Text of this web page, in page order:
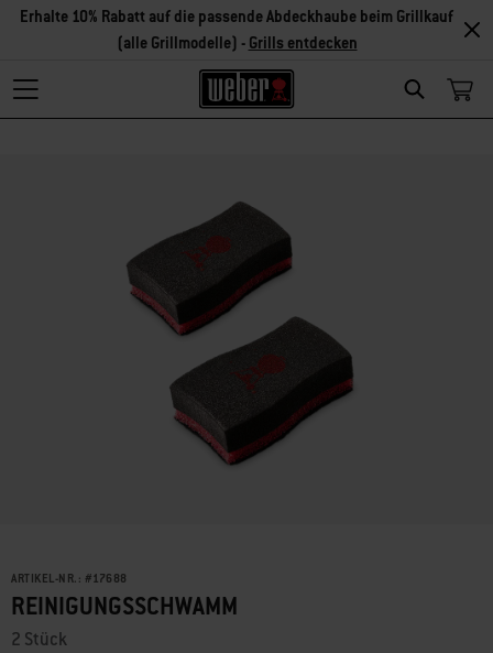
Search
Erhalte 10% Rabatt auf die passende Abdeckhaube beim Grillkauf
(alle Grillmodelle) - Grills entdecken
ARTIKEL-NR.: #17688
REINIGUNGSSCHWAMM
2 Stück